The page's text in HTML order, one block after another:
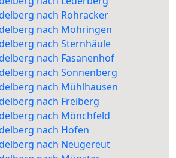
nach Rohracker
nach Möhringen
nach Sternhäule
nach Fasanenhof
nach Sonnenberg
nach Mühlhausen
nach Freiberg
nach Mönchfeld
nach Hofen
nach Neugereut